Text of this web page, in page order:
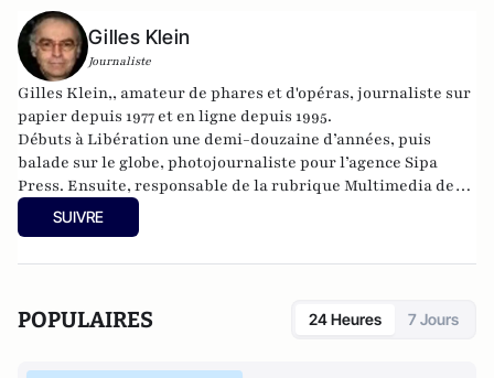
Gilles Klein
Journaliste
Gilles Klein,, amateur de phares et d'opéras, journaliste sur
papier depuis 1977 et en ligne depuis 1995.
Débuts à Libération une demi-douzaine d’années, puis
balade sur le globe, photojournaliste pour l’agence Sipa
Press. Ensuite, responsable de la rubrique Multimedia de
ELLE, avant d’écrire sur les médias à Arrêt sur Images et de
collaborer avec Atlantico. Par ailleurs fut blogueur, avec Le
SUIVRE
POPULAIRES 24 Heures 7 Jours